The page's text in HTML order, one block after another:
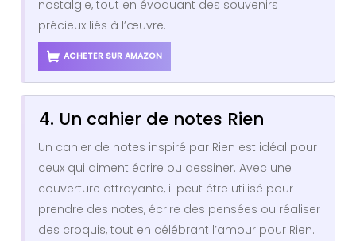
nostalgie, tout en évoquant des souvenirs
précieux liés à l’œuvre.
ACHETER SUR AMAZON
4. Un cahier de notes Rien
Un cahier de notes inspiré par Rien est idéal pour
ceux qui aiment écrire ou dessiner. Avec une
couverture attrayante, il peut être utilisé pour
prendre des notes, écrire des pensées ou réaliser
des croquis, tout en célébrant l’amour pour Rien.